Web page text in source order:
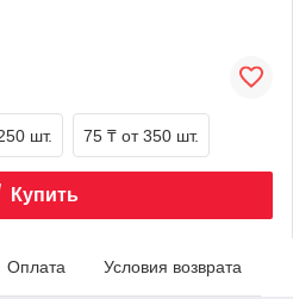
шт. 75 ₸ от 350 шт.
Купить
Оплата Условия возврата